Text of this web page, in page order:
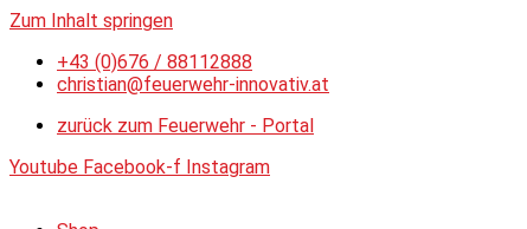
Zum Inhalt springen
+43 (0)676 / 88112888
christian@feuerwehr-innovativ.at
zurück zum Feuerwehr - Portal
Youtube Facebook-f Instagram